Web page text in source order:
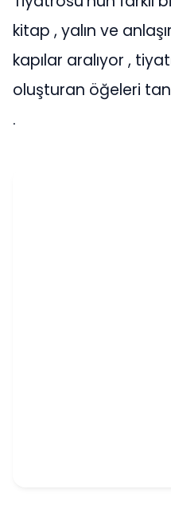
kitap , yalın ve
kapılar aralıyor ,
oluşturan öğeleri
.